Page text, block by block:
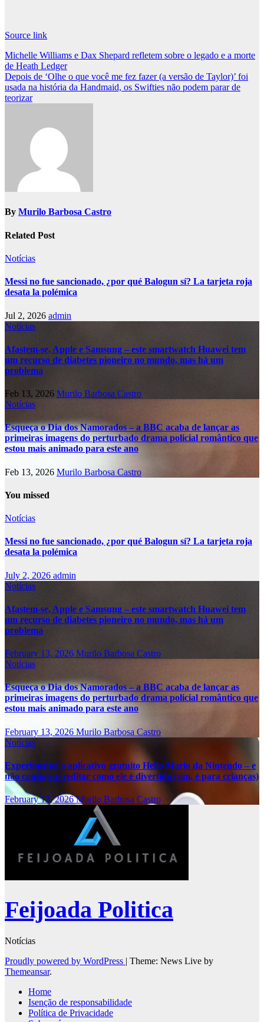
Source link
Post
navigation
Michelle Williams e Dax Shepard refletem sobre o legado e a morte
de Heath Ledger
Depois de ‘Olhe o que você me fez fazer (a versão de Taylor)’ foi
usada na história da Handmaid, os Swifties não podem parar de
teorizar
By Murilo Barbosa Castro
Related Post
Notícias
Messi no fue sancionado, ¿por qué Balogun sí? La tarjeta roja
desata la polémica
Jul 2, 2026 admin
Notícias
Afastem-se, Apple e Samsung – este smartwatch Huawei tem
um recurso de diabetes pioneiro no mundo, mas há um
problema
Feb 13, 2026 Murilo Barbosa Castro
Notícias
Esqueça o Dia dos Namorados – a BBC acaba de lançar as
primeiras imagens do perturbado drama policial romântico que
estou mais animado para este ano
Feb 13, 2026 Murilo Barbosa Castro
You missed
Notícias
Messi no fue sancionado, ¿por qué Balogun sí? La tarjeta roja
desata la polémica
July 2, 2026 admin
Notícias
Afastem-se, Apple e Samsung – este smartwatch Huawei tem
um recurso de diabetes pioneiro no mundo, mas há um
problema
February 13, 2026 Murilo Barbosa Castro
Notícias
Esqueça o Dia dos Namorados – a BBC acaba de lançar as
primeiras imagens do perturbado drama policial romântico que
estou mais animado para este ano
February 13, 2026 Murilo Barbosa Castro
Notícias
Experimentei o aplicativo gratuito Hello Mario da Nintendo – e
não consigo acreditar como ele é divertido (sim, é para crianças)
February 13, 2026Murilo Barbosa Castro
Feijoada Politica
Notícias
Proudly powered by WordPress | Theme: News Live by
Themeansar.
Home
Isenção de responsabilidade
Política de Privacidade